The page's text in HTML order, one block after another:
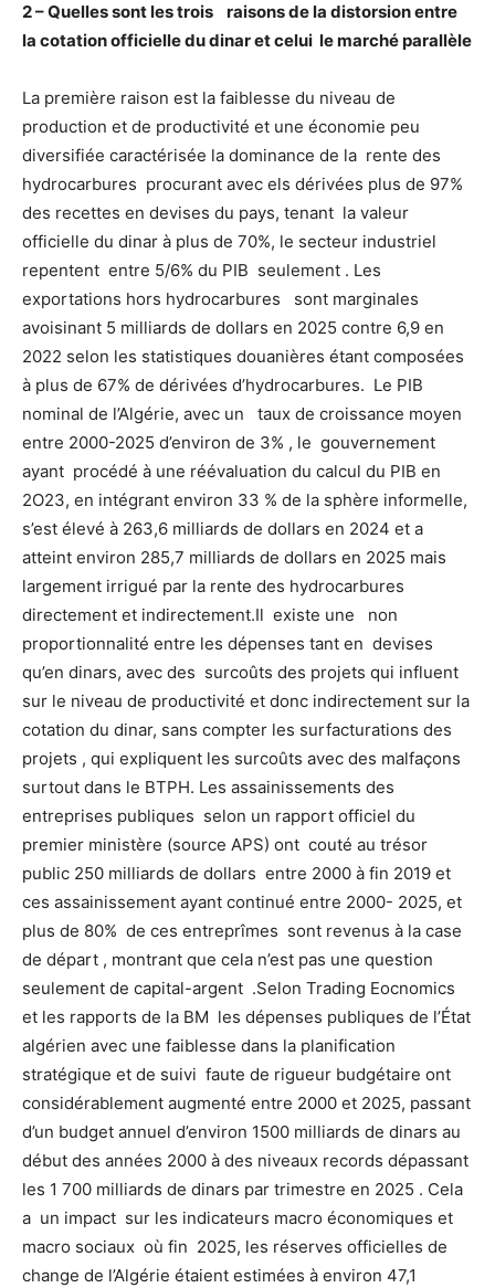
2 – Quelles sont les trois raisons de la distorsion entre
la cotation officielle du dinar et celui le marché parallèle
La première raison est la faiblesse du niveau de
production et de productivité et une économie peu
diversifiée caractérisée la dominance de la rente des
hydrocarbures procurant avec els dérivées plus de 97%
des recettes en devises du pays, tenant la valeur
officielle du dinar à plus de 70%, le secteur industriel
repentent entre 5/6% du PIB seulement . Les
exportations hors hydrocarbures sont marginales
avoisinant 5 milliards de dollars en 2025 contre 6,9 en
2022 selon les statistiques douanières étant composées
à plus de 67% de dérivées d’hydrocarbures. Le PIB
nominal de l’Algérie, avec un taux de croissance moyen
entre 2000-2025 d’environ de 3% , le gouvernement
ayant procédé à une réévaluation du calcul du PIB en
2O23, en intégrant environ 33 % de la sphère informelle,
s’est élevé à 263,6 milliards de dollars en 2024 et a
atteint environ 285,7 milliards de dollars en 2025 mais
largement irrigué par la rente des hydrocarbures
directement et indirectement.Il existe une non
proportionnalité entre les dépenses tant en devises
qu’en dinars, avec des surcoûts des projets qui influent
sur le niveau de productivité et donc indirectement sur la
cotation du dinar, sans compter les surfacturations des
projets , qui expliquent les surcoûts avec des malfaçons
surtout dans le BTPH. Les assainissements des
entreprises publiques selon un rapport officiel du
premier ministère (source APS) ont couté au trésor
public 250 milliards de dollars entre 2000 à fin 2019 et
ces assainissement ayant continué entre 2000- 2025, et
plus de 80% de ces entreprîmes sont revenus à la case
de départ , montrant que cela n’est pas une question
seulement de capital-argent .Selon Trading Eocnomics
et les rapports de la BM les dépenses publiques de l’État
algérien avec une faiblesse dans la planification
stratégique et de suivi faute de rigueur budgétaire ont
considérablement augmenté entre 2000 et 2025, passant
d’un budget annuel d’environ 1500 milliards de dinars au
début des années 2000 à des niveaux records dépassant
les 1 700 milliards de dinars par trimestre en 2025 . Cela
a un impact sur les indicateurs macro économiques et
macro sociaux où fin 2025, les réserves officielles de
change de l’Algérie étaient estimées à environ 47,1